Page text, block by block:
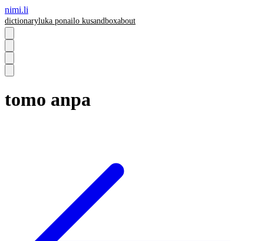
nimi.li
dictionaryluka ponailo kusandboxabout
tomo anpa